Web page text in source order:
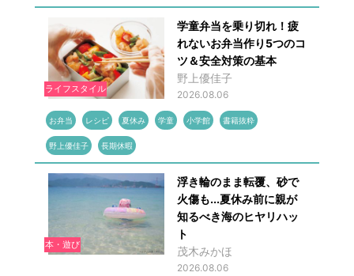
ライフスタイル
学童弁当を乗り切れ！疲
れないお弁当作り5つのコ
ツ＆安全対策の基本
野上優佳子
2026.08.06
お弁当 レシピ 夏休み 学童 小学館 書籍抜粋
野上優佳子 長期休暇
本・遊び
浮き輪のまま転覆、砂で
火傷も...夏休み前に親が
知るべき海のヒヤリハッ
ト
茂木みかほ
2026.08.06